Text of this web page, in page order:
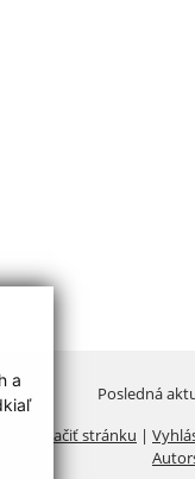
a
Posledná
Vytlačiť stránku |